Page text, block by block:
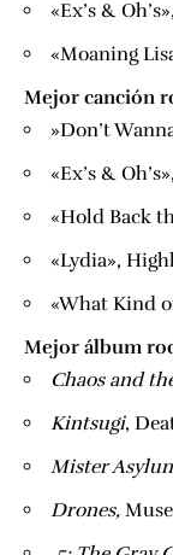
«Ex’s &
«Moaning
Mejor canción
​»Don’t
«Ex’s &
«Hold Back
«Lydia»,
«What Kind
Mejor álbum
​Chaos and
​Kintsugi​,
​Mister
​Drones, ​Muse